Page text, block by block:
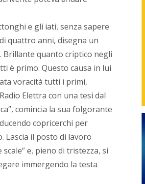
e gli iati, senza sapere
quattro anni, disegna un
Brillante quanto criptico negli
è primo. Questo causa in lui
voracità tutti i primi,
Elettra con una tesi dal
comincia la sua folgorante
copricerchi per
Lascia il posto di lavoro
e, pieno di tristezza, si
immergendo la testa
nuovi